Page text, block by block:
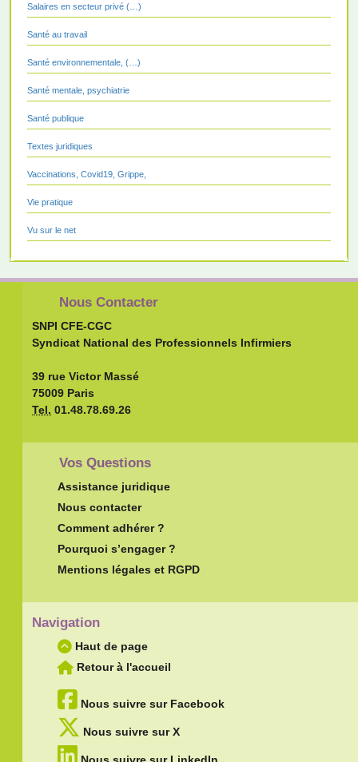
Salaires en secteur privé (…)
Santé au travail
Santé environnementale, (…)
Santé mentale, psychiatrie
Santé publique
Textes juridiques
Vaccinations, Covid19, Grippe,
Vie pratique
Vu sur le net
Nous Contacter
SNPI CFE-CGC
Syndicat National des Professionnels Infirmiers
39 rue Victor Massé
75009 Paris
Tel. 01.48.78.69.26
Vos Questions
Assistance juridique
Nous contacter
Comment adhérer ?
Pourquoi s’engager ?
Mentions légales et RGPD
Navigation
Haut de page
Retour à l'accueil
Nous suivre sur Facebook
Nous suivre sur X